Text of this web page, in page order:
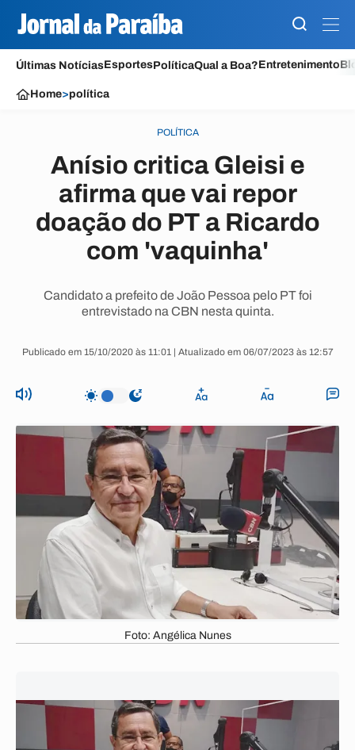
Últimas NotíciasEsportesPolíticaQual a Boa?Entretenimento
Home>política
POLÍTICA
Anísio critica Gleisi e
afirma que vai repor
doação do PT a Ricardo
com 'vaquinha'
Candidato a prefeito de João Pessoa pelo PT foi
entrevistado na CBN nesta quinta.
Publicado em 15/10/2020 às 11:01 | Atualizado em 06/07/2023 às 12:57
Foto: Angélica Nunes